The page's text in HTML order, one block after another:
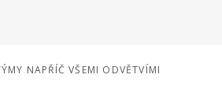
NAPŘÍČ VŠEMI ODVĚTVÍMI